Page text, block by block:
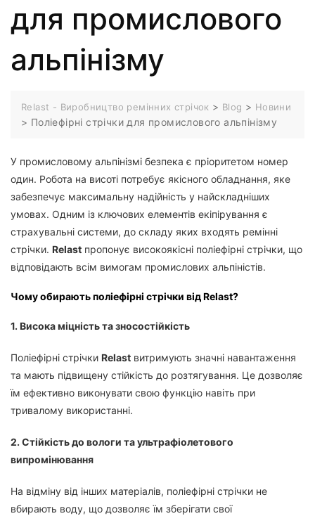
для промислового
альпінізму
Relast - Виробництво ремінних стрічок > Blog > Новини
> Поліефірні стрічки для промислового альпінізму
У промисловому альпінізмі безпека є пріоритетом номер
один. Робота на висоті потребує якісного обладнання, яке
забезпечує максимальну надійність у найскладніших
умовах. Одним із ключових елементів екіпірування є
страхувальні системи, до складу яких входять ремінні
стрічки. Relast пропонує високоякісні поліефірні стрічки, що
відповідають всім вимогам промислових альпіністів.
Чому обирають поліефірні стрічки від Relast?
1. Висока міцність та зносостійкість
Поліефірні стрічки Relast витримують значні навантаження
та мають підвищену стійкість до розтягування. Це дозволяє
їм ефективно виконувати свою функцію навіть при
тривалому використанні.
2. Стійкість до вологи та ультрафіолетового
випромінювання
На відміну від інших матеріалів, поліефірні стрічки не
вбирають воду, що дозволяє їм зберігати свої